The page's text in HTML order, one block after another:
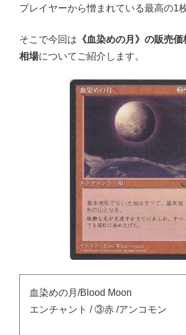
プレイヤーから憎まれている最高の1枚
そこで今回は 《血染めの月》の販売
相場についてご紹介します。
血染めの月/Blood Moon
エンチャント / ③赤 /アンコモン